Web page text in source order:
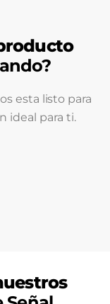
esta listo para
ideal para ti.